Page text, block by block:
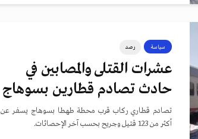
سياسة رصد
عشرات القتلى والمصابين في
حادث تصادم قطارين بسوهاج
تصادم قطاري ركاب قرب محطة طهطا بسوهاج يسفر عن
أكثر من 123 قتيل وجريح بحسب آخر الإحصائات.